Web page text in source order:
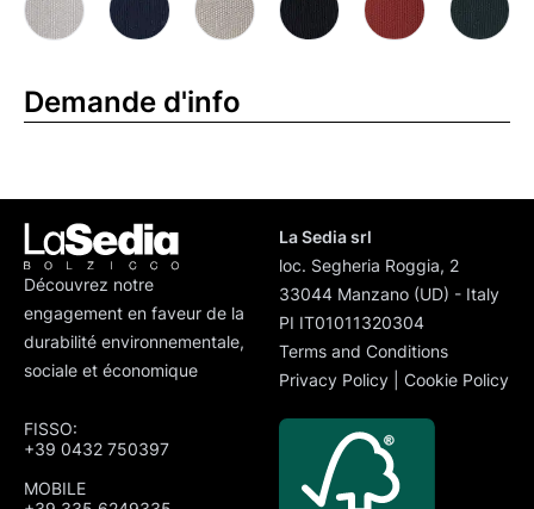
Demande d'info
Découvrez notre
engagement en faveur de la
durabilité environnementale,
sociale et économique
La Sedia srl
loc. Segheria Roggia, 2
33044 Manzano (UD) - Italy
PI IT01011320304
Terms and Conditions
Privacy Policy
Cookie Policy
FISSO:
+39 0432 750397
MOBILE